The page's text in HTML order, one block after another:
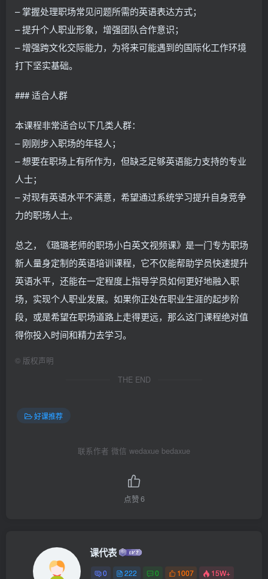
– 掌握处理职场常见问题所需的英语表达方式；
– 提升个人职业形象，增强团队合作意识；
– 增强跨文化交际能力，为将来可能遇到的国际化工作环境
打下坚实基础。
### 适合人群
本课程非常适合以下几类人群：
– 刚刚步入职场的年轻人；
– 想要在职场上有所作为，但缺乏足够英语能力支持的专业
人士；
– 对现有英语水平不满意，希望通过系统学习提升自身竞争
力的职场人士。
总之，《璐璐老师的职场小白英文视频课》是一门专为职场
新人量身定制的英语培训课程，它不仅能帮助学员快速提升
英语水平，还能在一定程度上指导学员如何更好地融入职
场，实现个人职业发展。如果你正处在职业生涯的起步阶
段，或是希望在职场道路上走得更远，那么这门课程绝对值
得你投入时间和精力去学习。
© 版权声明
THE END
好课推荐
联系作者 微信 wedaxue bedaxue
点赞6
课代表
0 222 0 1007 15W+